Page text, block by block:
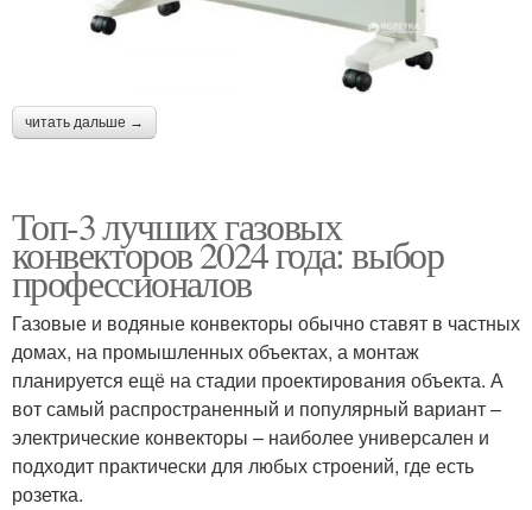
читать дальше →
Топ-3 лучших газовых
конвекторов 2024 года: выбор
профессионалов
Газовые и водяные конвекторы обычно ставят в частных
домах, на промышленных объектах, а монтаж
планируется ещё на стадии проектирования объекта. А
вот самый распространенный и популярный вариант –
электрические конвекторы – наиболее универсален и
подходит практически для любых строений, где есть
розетка.